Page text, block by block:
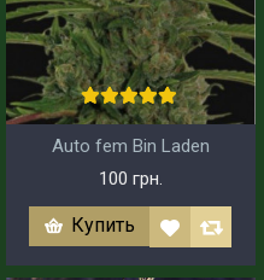
Auto fem Bin Laden
100 грн.
Купить